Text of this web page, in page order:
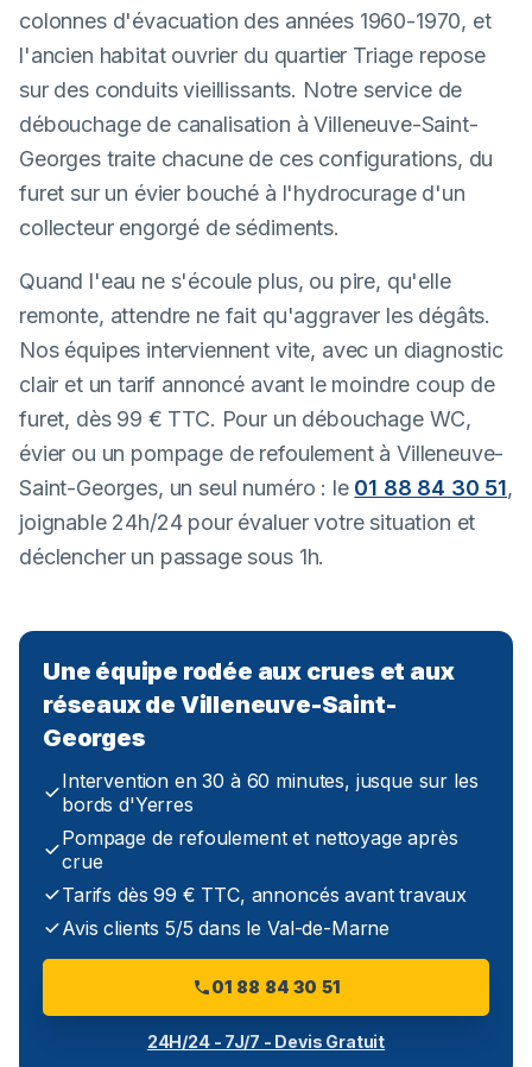
colonnes d'évacuation des années 1960-1970, et
l'ancien habitat ouvrier du quartier Triage repose
sur des conduits vieillissants. Notre service de
débouchage de canalisation à Villeneuve-Saint-
Georges traite chacune de ces configurations, du
furet sur un évier bouché à l'hydrocurage d'un
collecteur engorgé de sédiments.
Quand l'eau ne s'écoule plus, ou pire, qu'elle
remonte, attendre ne fait qu'aggraver les dégâts.
Nos équipes interviennent vite, avec un diagnostic
clair et un tarif annoncé avant le moindre coup de
furet, dès 99 € TTC. Pour un débouchage WC,
évier ou un pompage de refoulement à Villeneuve-
Saint-Georges, un seul numéro : le 01 88 84 30 51,
joignable 24h/24 pour évaluer votre situation et
déclencher un passage sous 1h.
Une équipe rodée aux crues et aux
réseaux de Villeneuve-Saint-
Georges
Intervention en 30 à 60 minutes, jusque sur les
bords d'Yerres
Pompage de refoulement et nettoyage après
crue
Tarifs dès 99 € TTC, annoncés avant travaux
Avis clients 5/5 dans le Val-de-Marne
01 88 84 30 51
24H/24 - 7J/7 - Devis Gratuit